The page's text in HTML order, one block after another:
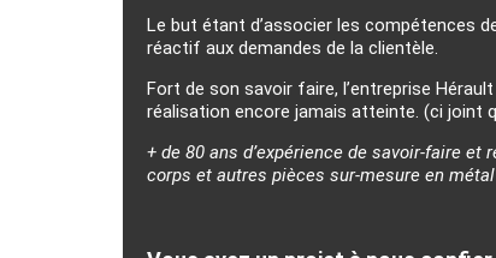
Le but étant d’associer les compétences
réactif aux demandes de la clientèle.
Fort de son savoir faire, l’entreprise
réalisation encore jamais atteinte. (ci joint
+ de 80 ans d’expérience de savoir-faire
corps et autres pièces sur-mesure en métal